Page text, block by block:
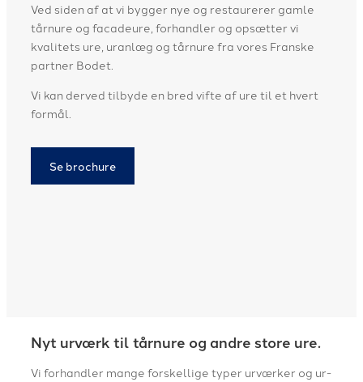
Ved siden af at vi bygger nye og restaurerer gamle
tårnure og facadeure, forhandler og opsætter vi
kvalitets ure, uranlæg og tårnure fra vores Franske
partner Bodet.
Vi kan derved tilbyde en bred vifte af ure til et hvert
formål.
Se brochure
Nyt urværk til tårnure og andre store ure.
Vi forhandler mange forskellige typer urværker og ur-